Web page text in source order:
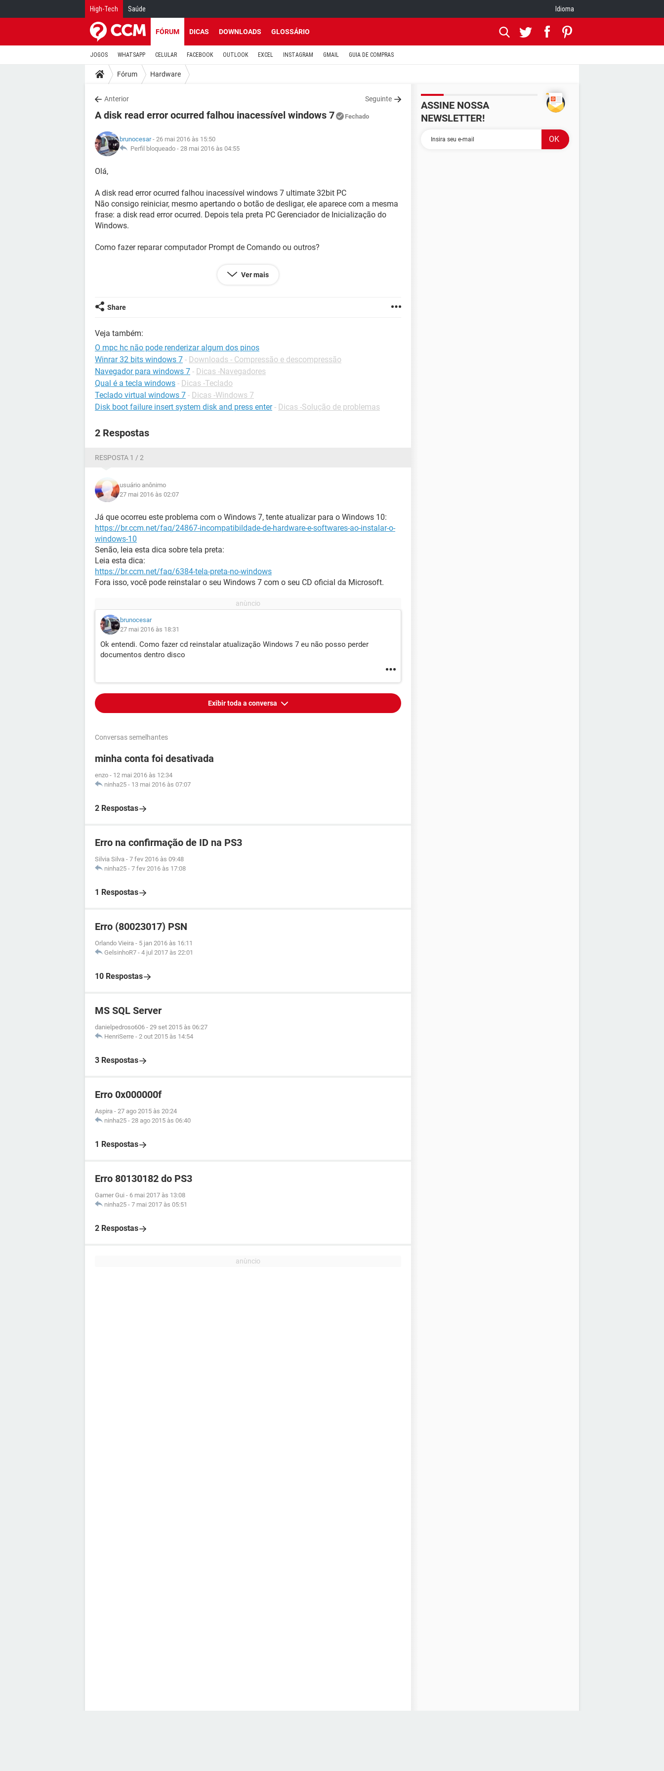
High-Tech Saúde Idioma
FÓRUM DICAS DOWNLOADS GLOSSÁRIO
JOGOS WHATSAPP CELULAR FACEBOOK OUTLOOK EXCEL INSTAGRAM GMAIL GUIA DE COMPRAS
Fórum Hardware
Anterior Seguinte
A disk read error ocurred falhou inacessível windows 7 Fechado
brunocesar- 26 mai 2016 às 15:50
Perfil bloqueado - 28 mai 2016 às 04:55
Olá,
A disk read error ocurred falhou inacessível windows 7 ultimate 32bit PC
Não consigo reiniciar, mesmo apertando o botão de desligar, ele aparece com a mesma
frase: a disk read error ocurred. Depois tela preta PC Gerenciador de Inicialização do
Windows.
Como fazer reparar computador Prompt de Comando ou outros?
Fico no aguardo sua resposta.
Bruno César F. Regazolli
Ver mais
Share
Veja também:
O mpc hc não pode renderizar algum dos pinos
Winrar 32 bits windows 7 - Downloads - Compressão e descompressão
Navegador para windows 7 - Dicas -Navegadores
Qual é a tecla windows - Dicas -Teclado
Teclado virtual windows 7 - Dicas -Windows 7
Disk boot failure insert system disk and press enter - Dicas -Solução de problemas
2 Respostas
RESPOSTA 1 / 2
usuário anônimo
27 mai 2016 às 02:07
Já que ocorreu este problema com o Windows 7, tente atualizar para o Windows 10:
https://br.ccm.net/faq/24867-incompatibildade-de-hardware-e-softwares-ao-instalar-o-
windows-10
Senão, leia esta dica sobre tela preta:
Leia esta dica:
https://br.ccm.net/faq/6384-tela-preta-no-windows
Fora isso, você pode reinstalar o seu Windows 7 com o seu CD oficial da Microsoft.
brunocesar
27 mai 2016 às 18:31
Ok entendi. Como fazer cd reinstalar atualização Windows 7 eu não posso perder
documentos dentro disco
Exibir toda a conversa
Conversas semelhantes
minha conta foi desativada
enzo - 12 mai 2016 às 12:34
ninha25 - 13 mai 2016 às 07:07
2 Respostas
Erro na confirmação de ID na PS3
Silvia Silva - 7 fev 2016 às 09:48
ninha25 - 7 fev 2016 às 17:08
1 Respostas
Erro (80023017) PSN
Orlando Vieira - 5 jan 2016 às 16:11
GelsinhoR7 - 4 jul 2017 às 22:01
10 Respostas
MS SQL Server
danielpedroso606 - 29 set 2015 às 06:27
HenriSerre - 2 out 2015 às 14:54
3 Respostas
Erro 0x000000f
Aspira - 27 ago 2015 às 20:24
ninha25 - 28 ago 2015 às 06:40
1 Respostas
Erro 80130182 do PS3
Gamer Gui - 6 mai 2017 às 13:08
ninha25 - 7 mai 2017 às 05:51
2 Respostas
ASSINE NOSSA
NEWSLETTER!